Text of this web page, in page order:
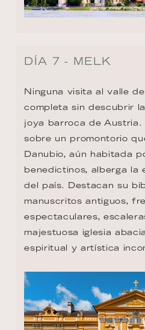
DÍA 7 - MELK
Ninguna visita al valle
completa sin descubrir
joya barroca de
sobre un promontorio
Danubio, aún habitada
benedictinos, alberga la
del país. Destacan su
manuscritos antiguos,
espectaculares,
majestuosa iglesia
espiritual y artística